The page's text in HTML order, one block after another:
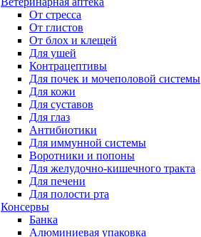
От стресса
От глистов
От блох и клещей
Для ушей
Контрацептивы
Для почек и мочеполовой системы
Для кожи
Для суставов
Для глаз
Антибиотики
Для иммунной системы
Воротники и попоны
Для желудочно-кишечного тракта
Для печени
Для полости рта
Консервы
Банка
Алюминиевая упаковка